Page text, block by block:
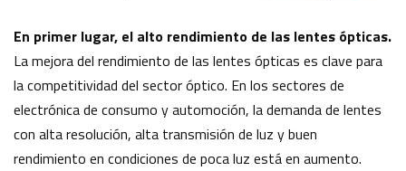
En primer lugar, el alto rendimiento de las lentes ópticas.
La mejora del rendimiento de las lentes ópticas es clave para
la competitividad del sector óptico. En los sectores de
electrónica de consumo y automoción, la demanda de lentes
con alta resolución, alta transmisión de luz y buen
rendimiento en condiciones de poca luz está en aumento.